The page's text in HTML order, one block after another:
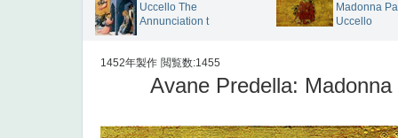
Uccello The
Annunciation t
Madonna
Uccello
1452年製作 閲覧数:1455
Avane Predella: